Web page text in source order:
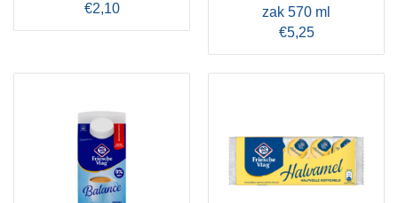
€2,10
zak 570 ml
€5,25